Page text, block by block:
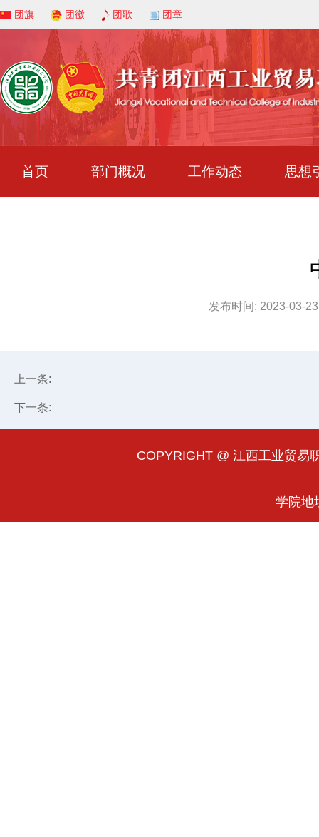
团旗 团徽 团歌 团章
首页 部门概况 工作动态 思想
发布时间: 2023-03-
上一条:
下一条:
COPYRIGHT @ 江西工业贸易
学院地